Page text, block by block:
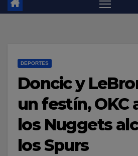
DEPORTES
Doncic y
un festín, OKC
los Nuggets
los Spurs